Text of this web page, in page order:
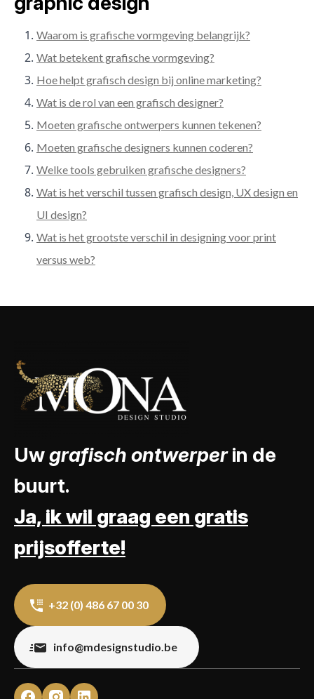
Waarom is grafische vormgeving belangrijk?
Wat betekent grafische vormgeving?
Hoe helpt grafisch design bij online marketing?
Wat is de rol van een grafisch designer?
Moeten grafische ontwerpers kunnen tekenen?
Moeten grafische designers kunnen coderen?
Welke tools gebruiken grafische designers?
Wat is het verschil tussen grafisch design, UX design en
UI design?
Wat is het grootste verschil in designing voor print
versus web?
Uwgrafisch ontwerperin de
buurt.
Ja, ik wil graag een gratis
prijsofferte!
+32 (0) 486 67 00 30
info@mdesignstudio.be